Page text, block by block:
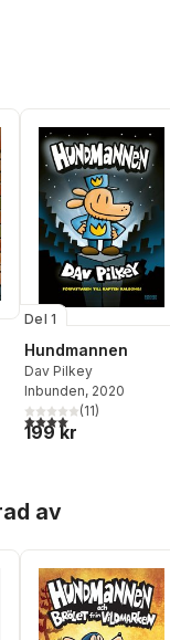
Del 1
Hundmannen
Dav Pilkey
Inbunden, 2020
4,0utav 5 stjärnor.
(11)
199 kr
av